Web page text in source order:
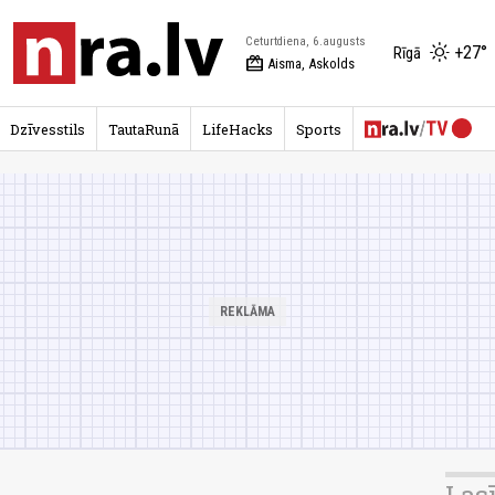
Ceturtdiena, 6.augusts
redeem Aisma, Askolds
Rīgā +27°
Dzīvesstils TautaRunā LifeHacks Sports